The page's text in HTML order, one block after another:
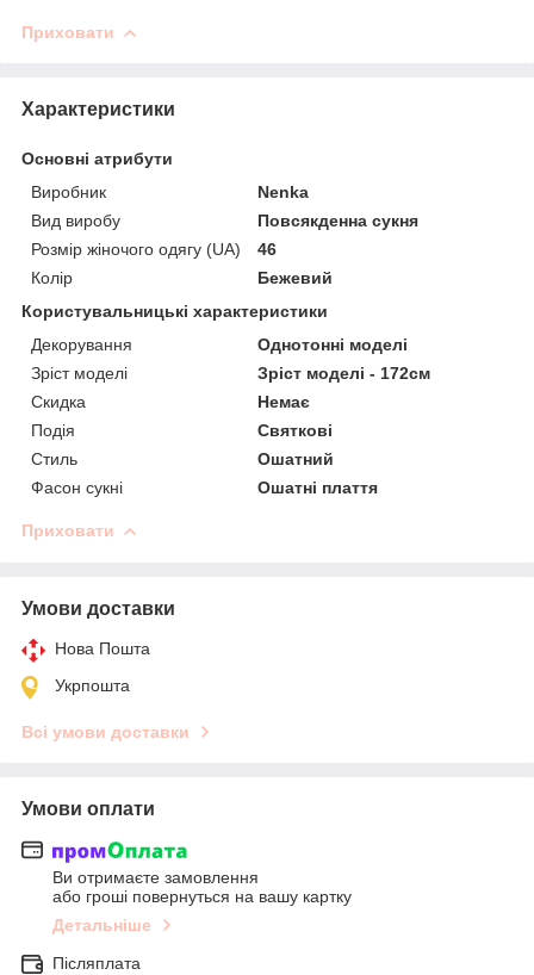
Приховати
Характеристики
Основні атрибути
Виробник
Nenka
Вид виробу
Повсякденна сукня
Розмір жіночого одягу (UA)
46
Колір
Бежевий
Користувальницькі характеристики
Декорування
Однотонні моделі
Зріст моделі
Зріст моделі - 172см
Скидка
Немає
Подія
Святкові
Стиль
Ошатний
Фасон сукні
Ошатні плаття
Приховати
Умови доставки
Нова Пошта
Укрпошта
Всі умови доставки
Умови оплати
Ви отримаєте замовлення
або гроші повернуться на вашу картку
Детальніше
Післяплата